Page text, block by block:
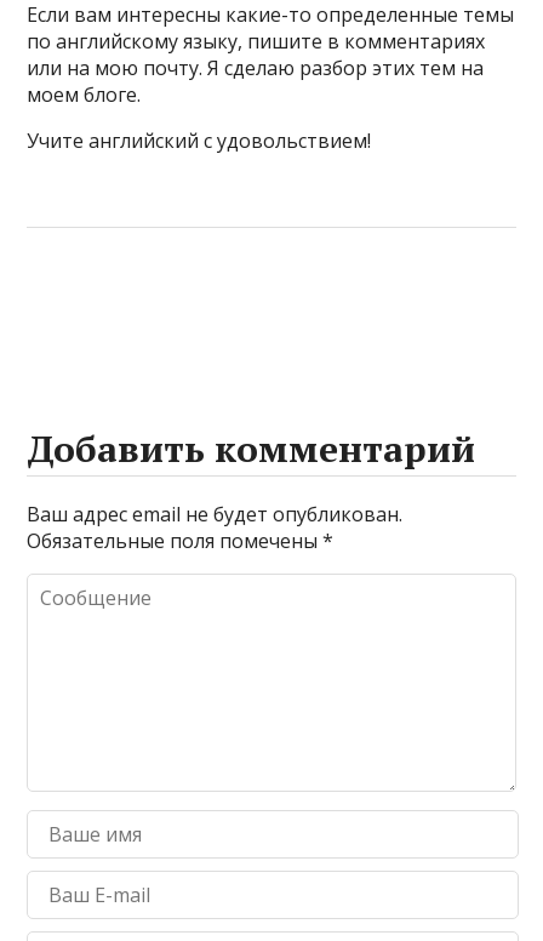
Если вам интересны какие-то определенные темы
по английскому языку, пишите в комментариях
или на мою почту. Я сделаю разбор этих тем на
моем блоге.
Учите английский с удовольствием!
Добавить комментарий
Ваш адрес email не будет опубликован.
Обязательные поля помечены*